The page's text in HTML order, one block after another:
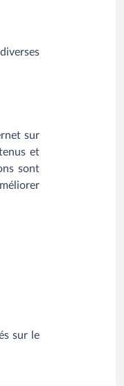
sur
et
sont
sur le